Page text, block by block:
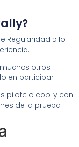
Regularidad o lo
otros
en participar.
piloto o copi y con
de la prueba